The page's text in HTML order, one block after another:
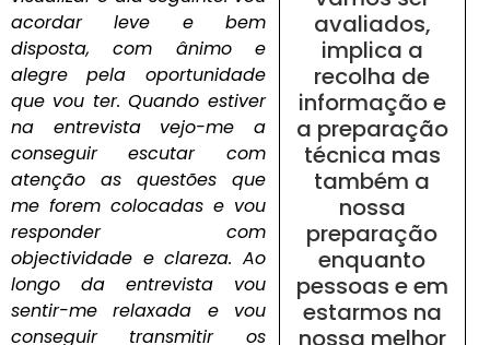
avaliados,
implica a
recolha de
informação e
a preparação
técnica mas
também a
nossa
preparação
enquanto
pessoas e em
estarmos na
nossa melhor
acordar leve e bem
disposta, com ânimo e
alegre pela oportunidade
que vou ter. Quando estiver
na entrevista vejo-me a
conseguir escutar com
atenção as questões que
me forem colocadas e vou
responder com
objectividade e clareza. Ao
longo da entrevista vou
sentir-me relaxada e vou
conseguir transmitir os